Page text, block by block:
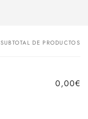
SUBTOTAL DE PRODUCTOS
0,00€